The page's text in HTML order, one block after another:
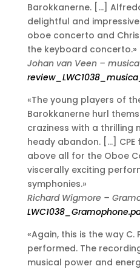
Barokkanerne. […]
delightful and
oboe concerto and
the keyboard concerto.»
Johan van Veen –
«The young players of
Barokkanerne hurl
craziness with a thrilling
heady abandon. […]
above all for the Oboe
viscerally exciting
symphonies.»
Richard Wigmore –
«Again, this is the way C.
performed. The
musical power and